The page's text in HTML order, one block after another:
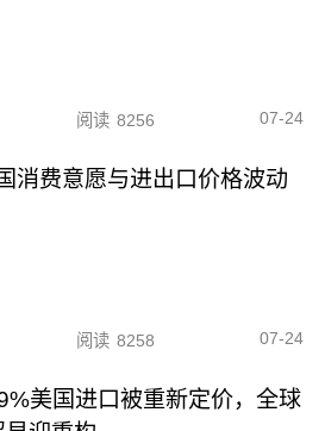
阅读 8256 07-24
消费意愿与进出口价格波动
阅读 8258 07-24
美国进口被重新定价，全球